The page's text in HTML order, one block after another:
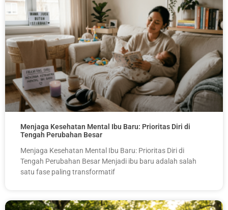
Menjaga Kesehatan Mental Ibu Baru: Prioritas Diri di
Tengah Perubahan Besar
Menjaga Kesehatan Mental Ibu Baru: Prioritas Diri di
Tengah Perubahan Besar Menjadi ibu baru adalah salah
satu fase paling transformatif